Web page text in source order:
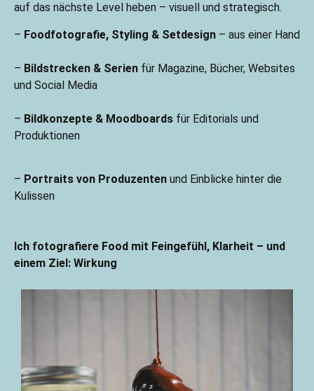
auf das nächste Level heben – visuell und strategisch.
– Foodfotografie, Styling & Setdesign – aus einer Hand
– Bildstrecken & Serien für Magazine, Bücher, Websites
und Social Media
– Bildkonzepte & Moodboards für Editorials und
Produktionen
– Portraits von Produzenten und Einblicke hinter die
Kulissen
Ich fotografiere Food mit Feingefühl, Klarheit – und
einem Ziel: Wirkung